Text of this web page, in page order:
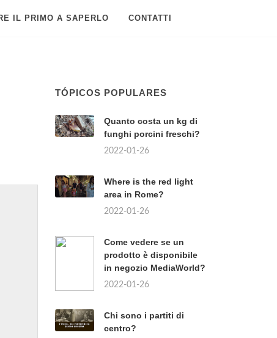
IL PRIMO A SAPERLO CONTATTI
TÓPICOS POPULARES
Quanto costa un kg di
funghi porcini freschi?
2022-01-26
Where is the red light
area in Rome?
2022-01-26
Come vedere se un
prodotto è disponibile
in negozio MediaWorld?
2022-01-26
Chi sono i partiti di
centro?